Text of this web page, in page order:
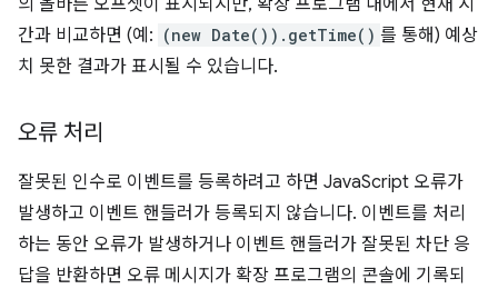
의 올바른 오프셋이 표시되지만, 확장 프로그램 내에서 현재 시
간과 비교하면 (예: (new Date()).getTime() 를 통해) 예상
치 못한 결과가 표시될 수 있습니다.
오류 처리
잘못된 인수로 이벤트를 등록하려고 하면 JavaScript 오류가
발생하고 이벤트 핸들러가 등록되지 않습니다. 이벤트를 처리
하는 동안 오류가 발생하거나 이벤트 핸들러가 잘못된 차단 응
답을 반환하면 오류 메시지가 확장 프로그램의 콘솔에 기록되